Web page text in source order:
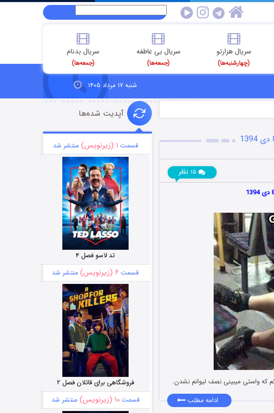
سریال هزارتو
(چهارشنبه‌ها)
سریال بی عاطفه
(جمعه‌ها)
سریال بدنام
(جمعه‌ها)
شنبه ۱۷ مرداد ۱۴۰۵
۱۵ نظر
ادامه مطلب
آپدیت شده‌ها
قسمت ۱ (زیرنویس) منتشر شد
تد لاسو فصل ۴
قسمت ۶ (زیرنویس) منتشر شد
فروشگاهی برای قاتلان فصل ۲
قسمت۱۰ (زیرنویس) منتشر شد